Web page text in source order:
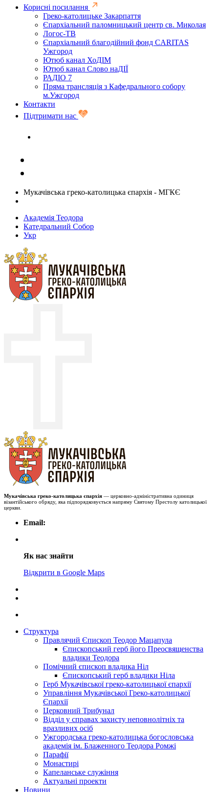
Корисні посилання
Греко-католицьке Закарпаття
Єпархіальний паломницький центр св. Миколая
Логос-ТВ
Єпархіальний благодійний фонд CARITAS
Ужгород
Ютюб канал ХоДІМ
Ютюб канал Слово наДІЇ
РАДІО 7
Пряма трансляція з Кафедрального собору
м.Ужгород
Контакти
Підтримати нас
Мукачівська греко-католицька єпархія - МГКЄ
Академія Теодора
Катедральний Собор
Укр
Мукачівська греко-католицька єпархія — церковно-адміністративна одиниця
візантійського обряду, яка підпорядковується напряму Святому Престолу католицької
церкви.
Email:
Як нас знайти
Відкрити в Google Maps
Структура
Правлячий Єпископ Теодор Мацапула
Єпископський герб його Преосвященства
владики Теодора
Помічний єпископ владика Ніл
Єпископський герб владики Ніла
Герб Мукачівської греко-католицької єпархії
Управління Мукачівської Греко-католицької
Єпархії
Церковний Трибунал
Відділ у справах захисту неповнолітніх та
вразливих осіб
Ужгородська греко-католицька богословська
академія ім. Блаженного Теодора Ромжі
Парафії
Монастирі
Капеланське служіння
Актуальні проекти
Новини